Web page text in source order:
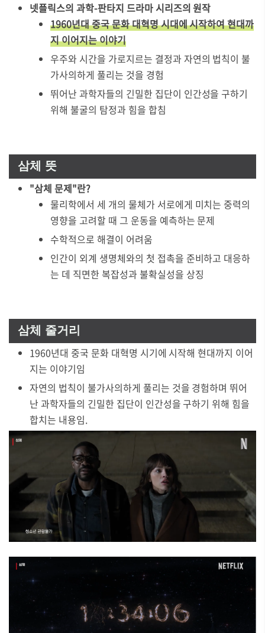
넷플릭스의 과학-판타지 드라마 시리즈의 원작
1960년대 중국 문화 대혁명 시대에 시작하여 현대까
지 이어지는 이야기
우주와 시간을 가로지르는 결정과 자연의 법칙이 불
가사의하게 풀리는 것을 경험
뛰어난 과학자들의 긴밀한 집단이 인간성을 구하기
위해 불굴의 탐정과 힘을 합침
삼체 뜻
"삼체 문제"란?
물리학에서 세 개의 물체가 서로에게 미치는 중력의
영향을 고려할 때 그 운동을 예측하는 문제
수학적으로 해결이 어려움
인간이 외계 생명체와의 첫 접촉을 준비하고 대응하
는 데 직면한 복잡성과 불확실성을 상징
삼체 줄거리
1960년대 중국 문화 대혁명 시기에 시작해 현대까지 이어
지는 이야기임
자연의 법칙이 불가사의하게 풀리는 것을 경험하며 뛰어
난 과학자들의 긴밀한 집단이 인간성을 구하기 위해 힘을
합치는 내용임.